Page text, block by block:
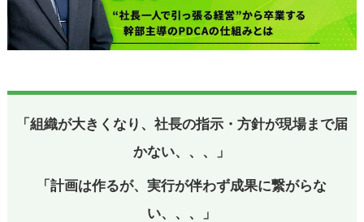
「組織が大きくなり、社長の指示・方針が現場まで届
かない、、、」
「計画は作るが、実行が伴わず成果に繋がらな
い、、、」